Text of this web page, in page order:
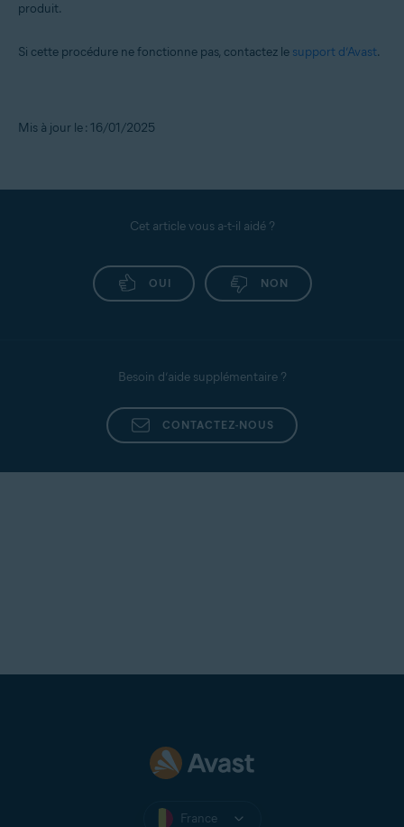
produit.
Si cette procédure ne fonctionne pas, contactez le support d’Avast.
Mis à jour le : 16/01/2025
Cet article vous a-t-il aidé ?
OUI NON
Besoin d’aide supplémentaire ?
CONTACTEZ-NOUS
France